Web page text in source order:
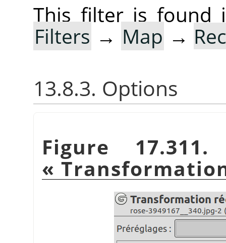
This filter is found
Filters → Map →
13.8.3. Options
Figure
«